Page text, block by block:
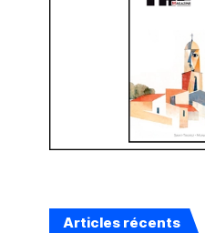
Articles récents